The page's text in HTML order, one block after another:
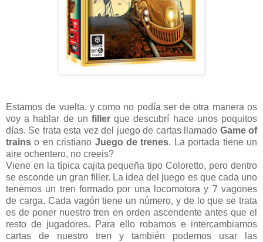
Estamos de vuelta, y como no podía ser de otra manera os
voy a hablar de un filler que descubrí hace unos poquitos
días. Se trata esta vez del juego de cartas llamado Game of
trains o en cristiano Juego de trenes. La portada tiene un
aire ochentero, no creeis?
Viene en la típica cajita pequeña tipo Coloretto, pero dentro
se esconde un gran filler. La idea del juego es que cada uno
tenemos un tren formado por una locomotora y 7 vagones
de carga. Cada vagón tiene un número, y de lo que se trata
es de poner nuestro tren en orden ascendente antes que el
resto de jugadores. Para ello robamos e intercambiamos
cartas de nuestro tren y también podemos usar las